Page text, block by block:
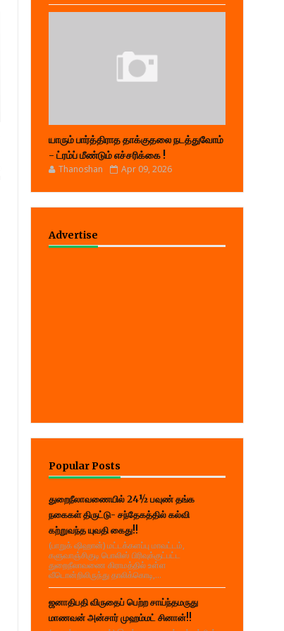
யாரும் பார்த்திராத தாக்குதலை நடத்துவோம்
- ட்ரம்ப் மீண்டும் எச்சரிக்கை !
Thanoshan Apr 09, 2026
Advertise
Popular Posts
துறைநீலாவணையில் 24½ பவுண் தங்க
நகைகள் திருட்டு- சந்தேகத்தில் கல்வி
கற்றுவந்த யுவதி கைது!!
(பாறுக் ஷிஹான்) மட்டக்களப்பு மாவட்டம்,
களுவாஞ்சிகுடி பொலிஸ் பிரிவுக்குட்பட்ட
துறைநீலாவணை கிராமத்தில் உள்ள
வீடொன்றிலிருந்து தாலிக்கொடி,...
ஜனாதிபதி விருதைப் பெற்ற சாய்ந்தமருது
மாணவன் அன்சார் முஹம்மட் சினான்!!